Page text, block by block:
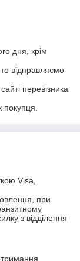
дня, крім
відправляємо
перевізника
покупця.
Visa,
при
з відділення